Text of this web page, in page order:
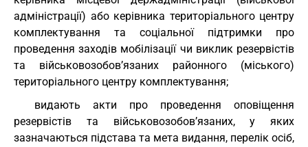
адміністрації) або керівника територіального центру
комплектування та соціальної підтримки про
проведення заходів мобілізації чи виклик резервістів
та військовозобов’язаних районного (міського)
територіального центру комплектування;
видають акти про проведення оповіщення
резервістів та військовозобов’язаних, у яких
зазначаються підстава та мета видання, перелік осіб,